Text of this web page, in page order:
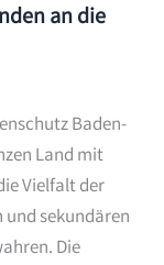
an die
Baden-
Land mit
Vielfalt der
sekundären
Die